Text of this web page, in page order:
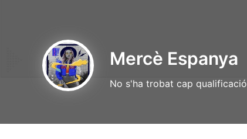
Mercè Espanya
No s'ha trobat cap qualificació